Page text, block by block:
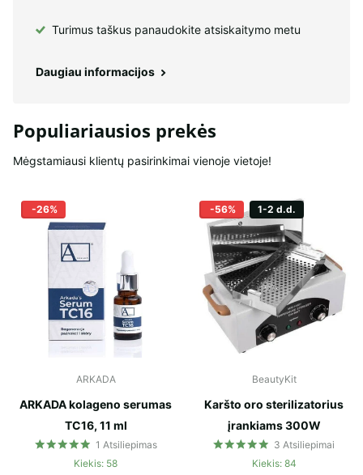
Turimus taškus panaudokite atsiskaitymo metu
Daugiau informacijos
Populiariausios prekės
Mėgstamiausi klientų pasirinkimai vienoje vietoje!
-26%
ARKADA
ARKADA kolageno serumas
TC16, 11 ml
1 Atsiliepimas
Kiekis: 58
-56% 1-2 d.d.
BeautyKit
Karšto oro sterilizatorius
įrankiams 300W
3 Atsiliepimai
Kiekis: 84